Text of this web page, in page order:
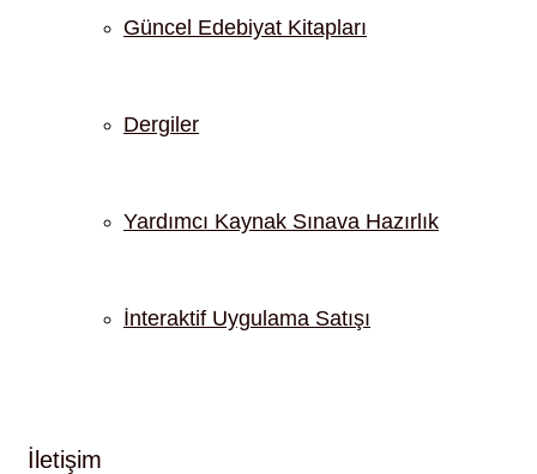
Güncel Edebiyat Kitapları
Dergiler
Yardımcı Kaynak Sınava Hazırlık
İnteraktif Uygulama Satışı
İletişim